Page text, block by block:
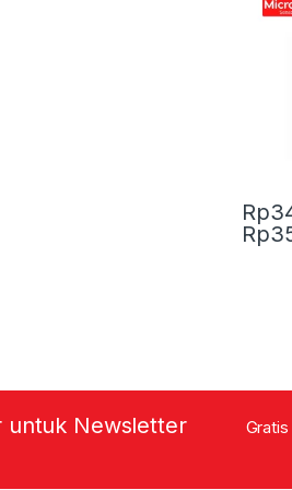
Rp
Rp
This
untuk Newsletter Gratis